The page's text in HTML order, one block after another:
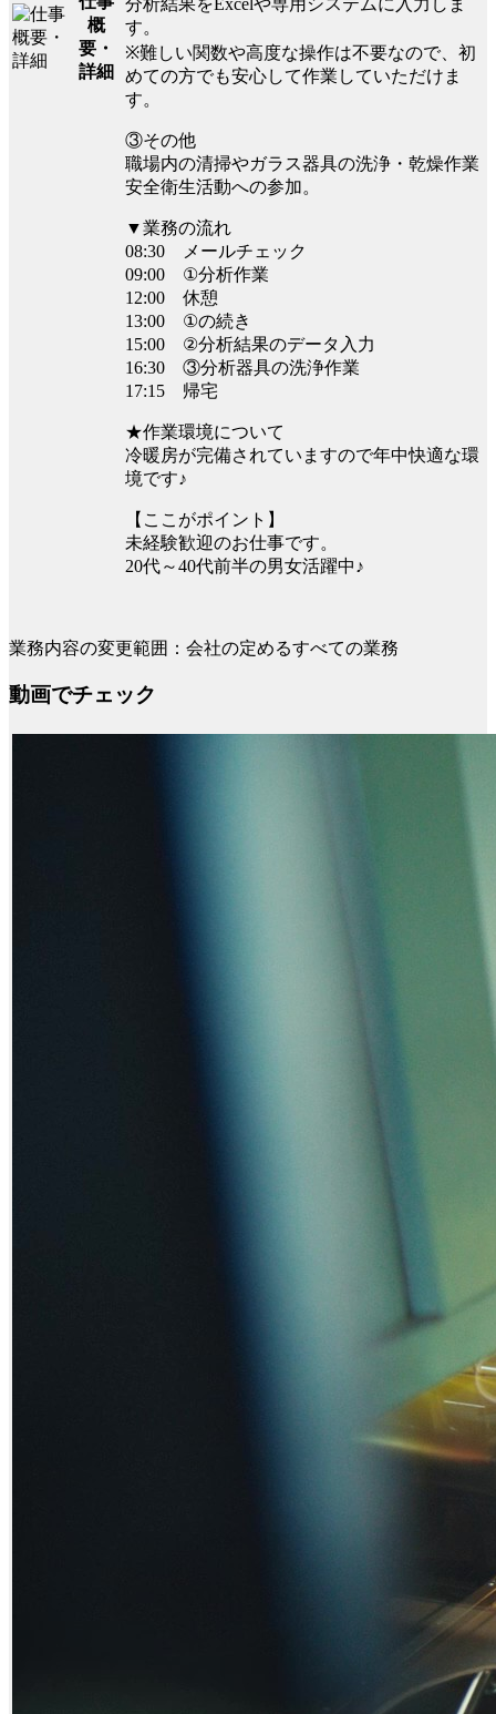
概
要・
詳細
す。
※難しい関数や高度な操作は不要なので、初
めての方でも安心して作業していただけま
す。
③その他
職場内の清掃やガラス器具の洗浄・乾燥作業
安全衛生活動への参加。
▼業務の流れ
08:30 メールチェック
09:00 ①分析作業
12:00 休憩
13:00 ①の続き
15:00 ②分析結果のデータ入力
16:30 ③分析器具の洗浄作業
17:15 帰宅
★作業環境について
冷暖房が完備されていますので年中快適な環
境です♪
【ここがポイント】
未経験歓迎のお仕事です。
20代～40代前半の男女活躍中♪
業務内容の変更範囲：会社の定めるすべての業務
動画でチェック